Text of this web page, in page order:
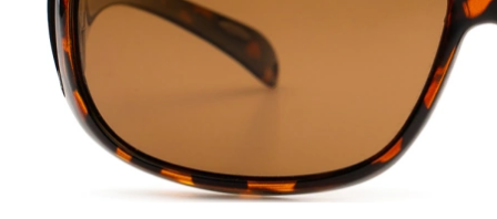
Μήκος σκελετού
41 mm
Ύψος φακού Μήκος φακού
Μήκος
φακού